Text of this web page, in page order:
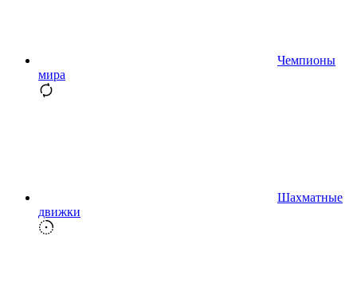
Чемпионы
мира
Шахматные
движки